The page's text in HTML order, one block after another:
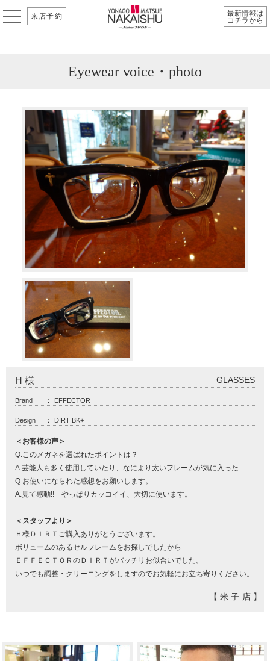
来店予約
最新情報は
コチラから
Eyewear voice・photo
H 様 GLASSES
Brand ： EFFECTOR
Design ： DIRT BK+
＜お客様の声＞
Q.このメガネを選ばれたポイントは？
A.芸能人も多く使用していたり、なにより太いフレームが気に入った
Q.お使いになられた感想をお願いします。
A.見て感動!! やっぱりカッコイイ、大切に使います。
＜スタッフより＞
Ｈ様ＤＩＲＴご購入ありがとうございます。
ボリュームのあるセルフレームをお探しでしたから
ＥＦＦＥＣＴＯＲのＤＩＲＴがバッチリお似合いでした。
いつでも調整・クリーニングをしますのでお気軽にお立ち寄りください。
【米子店】